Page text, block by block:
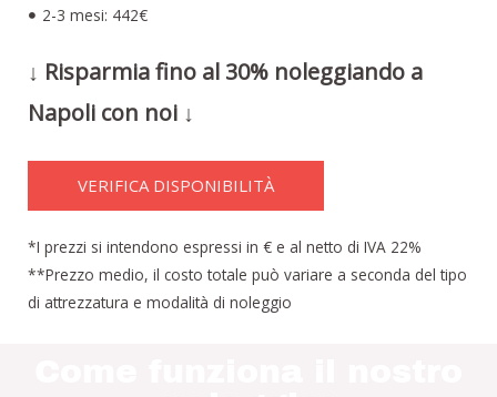
2-3 mesi: 442€
↓ Risparmia fino al 30% noleggiando a
Napoli con noi ↓
VERIFICA DISPONIBILITÀ
*I prezzi si intendono espressi in € e al netto di IVA 22%
**Prezzo medio, il costo totale può variare a seconda del tipo
di attrezzatura e modalità di noleggio